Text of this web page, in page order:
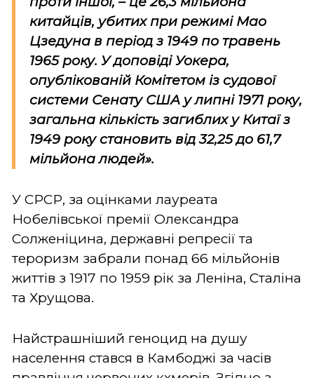
китайців, убитих при режимі Мао
Цзедуна в період з 1949 по травень
1965 року. У доповіді Уокера,
опублікованій Комітетом із судової
системи Сенату США у липні 1971 року,
загальна кількість загиблих у Китаї з
1949 року становить від 32,25 до 61,7
мільйона людей».
У СРСР, за оцінками лауреата
Нобелівської премії Олександра
Солженіцина, державні репресії та
тероризм забрали понад 66 мільйонів
життів з 1917 по 1959 рік за Леніна, Сталіна
та Хрущова.
Найстрашніший геноцид на душу
населення стався в Камбоджі за часів